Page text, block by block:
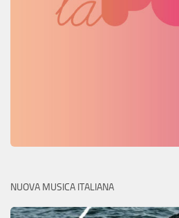
NUOVA MUSICA ITALIANA